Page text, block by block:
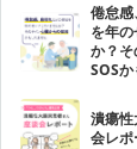
倦怠
を年
か？
SOS
潰瘍
会レポ